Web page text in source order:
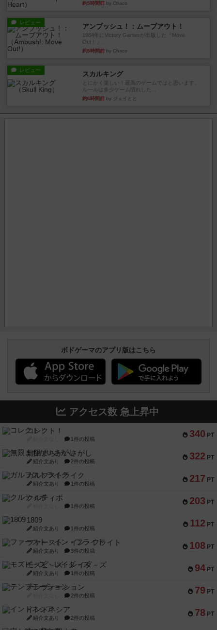
約5時間前 by Chaco
レビュー アンブッシュ！：ムーブアウト！
1984年にVictory Gamesが出版した『Move
Out！』...
約5時間前 by Chaco
レビュー スカルキング
とにかく楽しい！最高のゲームではと思います。
ルールは多少ゲーム慣れした...
約6時間前 by ジェイとと
ボドゲーマのアプリ版はこちら
アクセス数 急上昇中
340 PT
コレクト！
1件の投稿
322 PT
無限まちがいさがし
紹介文あり 2件の投稿
217 PT
ガルフストライク
紹介文あり 1件の投稿
203 PT
クルティボ
1件の投稿
112 PT
1809
紹介文あり 1件の投稿
108 PT
ファースト・イン・フライト
紹介文あり 3件の投稿
94 PT
モズビ－ズ・レイダ－ズ
紹介文あり 1件の投稿
79 PT
テンプテーション
2件の投稿
78 PT
インドネシア
紹介文あり 2件の投稿